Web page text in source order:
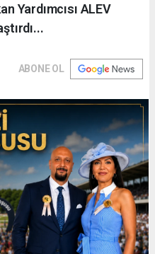
Yardımcısı ALEV
ABONE OL